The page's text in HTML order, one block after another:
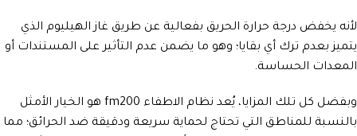
لأنه يخفض درجة حرارة الحريق بفعالية عن طريق غاز الهيليوم الذي
يتميز بعدم ترك أي بقايا؛ وهو ما يضمن عدم التأثير على المستندات أو
المعدات الحساسة.
وبفضل كل تلك المزايا، يُعد نظام الاطفاء fm200 هو الخيار الأمثل
بالنسبة للمناطق التي تحتاج لحماية سريعة ودقيقة ضد الحرائق؛ مما